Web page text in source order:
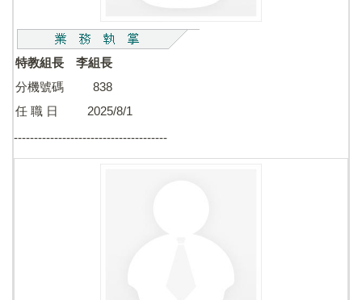
特教組長 李組長
分機號碼 838
任 職 日 2025/8/1
--------------------------------------